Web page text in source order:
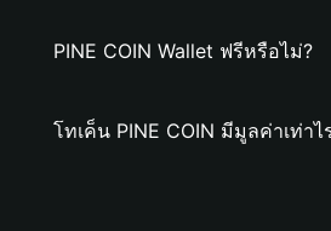
PINE COIN Wallet ฟรีหรือไม่?
โทเค็น PINE COIN มีมูลค่าเท่าไ